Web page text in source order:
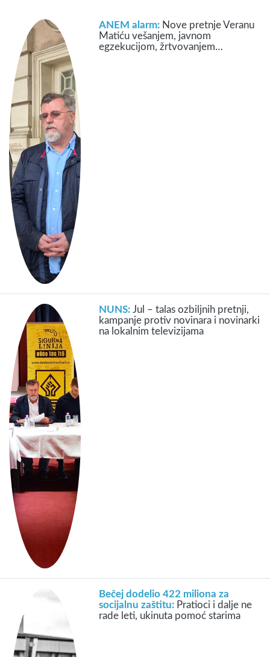
ANEM alarm: Nove pretnje Veranu
Matiću vešanjem, javnom
egzekucijom, žrtvovanjem…
NUNS:Jul – talas ozbiljnih pretnji,
kampanje protiv novinara i novinarki
na lokalnim televizijama
Bečej dodelio 422 miliona za
socijalnu zaštitu: Pratioci i dalje ne
rade leti, ukinuta pomoć starima